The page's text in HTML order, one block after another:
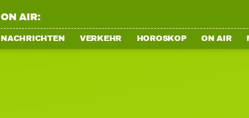
ON AIR:
NACHRICHTEN VERKEHR HOROSKOP ON AIR